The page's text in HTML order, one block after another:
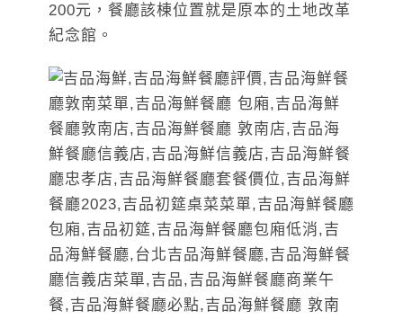
200元，餐廳該棟位置就是原本的土地改革
紀念館。